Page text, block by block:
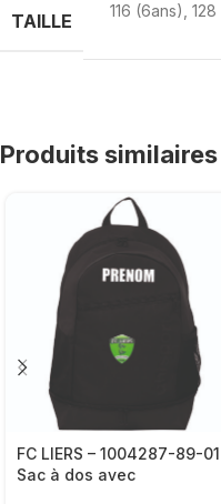
TAILLE 116 (6ans)
Produits similaires
FC LIERS – 1004287-89-
Sac à dos avec